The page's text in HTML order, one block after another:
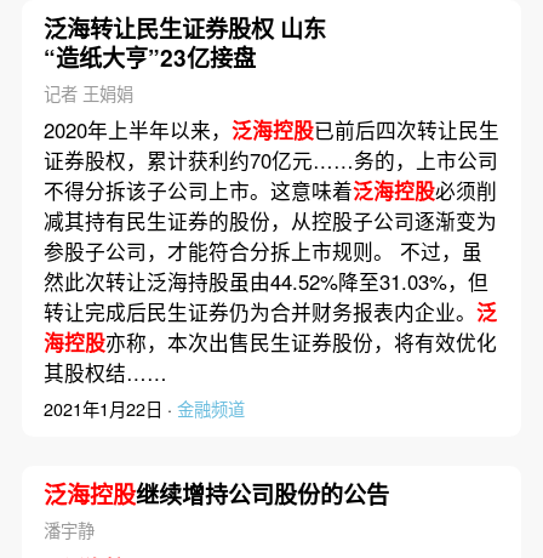
泛海转让民生证券股权 山东
“造纸大亨”23亿接盘
记者 王娟娟
2020年上半年以来， 泛海控股已前后四次转让民生
证券股权，累计获利约70亿元……务的，上市公司
不得分拆该子公司上市。这意味着泛海控股必须削
减其持有民生证券的股份，从控股子公司逐渐变为
参股子公司，才能符合分拆上市规则。 不过，虽
然此次转让泛海持股虽由44.52%降至31.03%，但
转让完成后民生证券仍为合并财务报表内企业。 泛
海控股亦称，本次出售民生证券股份，将有效优化
其股权结……
2021年1月22日 · 金融频道
泛海控股继续增持公司股份的公告
潘宇静